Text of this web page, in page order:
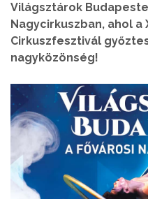
Világsztárok
Nagycirkuszban, ahol a
Cirkuszfesztivál
nagyközönség!